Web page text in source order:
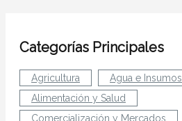
Categorías Principales
Agricultura
Agua e Insumos
Alimentación y Salud
Comercialización y Mercados